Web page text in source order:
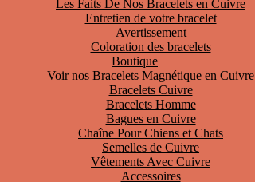
Les Faits De Nos Bracelets en Cuivre
Entretien de votre bracelet
Avertissement
Coloration des bracelets
Boutique
Voir nos Bracelets Magnétique en Cuivre
Bracelets Cuivre
Bracelets Homme
Bagues en Cuivre
Chaîne Pour Chiens et Chats
Semelles de Cuivre
Vêtements Avec Cuivre
Accessoires